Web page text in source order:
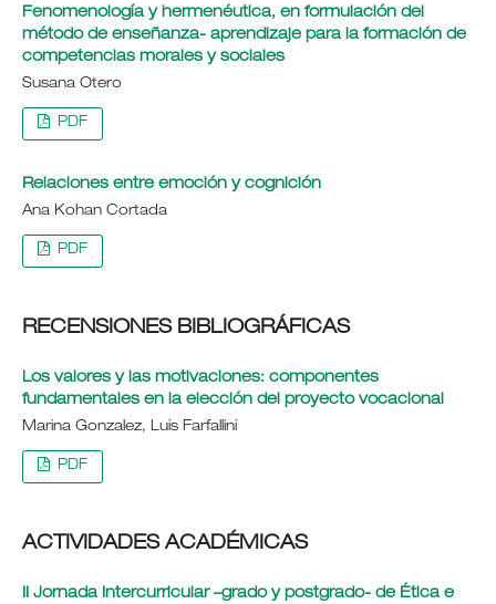
Fenomenología y hermenéutica, en formulación del
método de enseñanza- aprendizaje para la formación de
competencias morales y sociales
Susana Otero
PDF
Relaciones entre emoción y cognición
Ana Kohan Cortada
PDF
RECENSIONES BIBLIOGRÁFICAS
Los valores y las motivaciones: componentes
fundamentales en la elección del proyecto vocacional
Marina Gonzalez, Luis Farfallini
PDF
ACTIVIDADES ACADÉMICAS
II Jornada Intercurricular –grado y postgrado- de Ética e